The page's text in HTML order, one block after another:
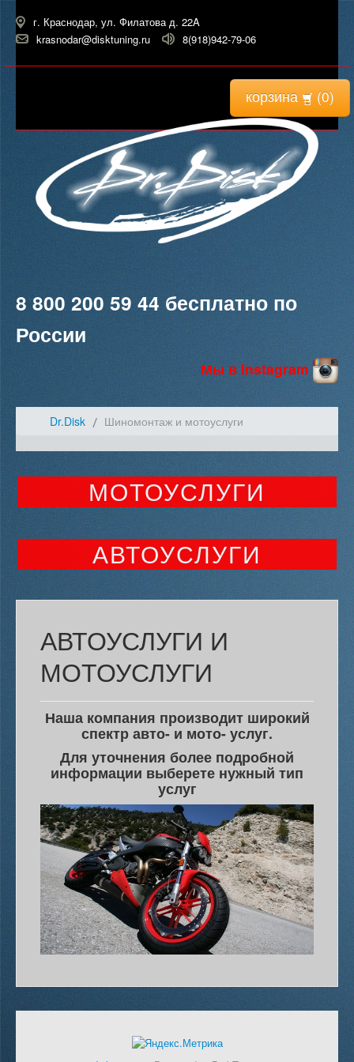
г. Краснодар, ул. Филатова д. 22A
krasnodar@disktuning.ru
8(918)942-79-06
корзина (0)
8 800 200 59 44 бесплатно по
России
Мы в Instagram
Dr.Disk Шиномонтаж и мотоуслуги
МОТОУСЛУГИ
АВТОУСЛУГИ
АВТОУСЛУГИ И
МОТОУСЛУГИ
Наша компания производит широкий
спектр авто- и мото- услуг.
Для уточнения более подробной
информации выберете нужный тип
услуг